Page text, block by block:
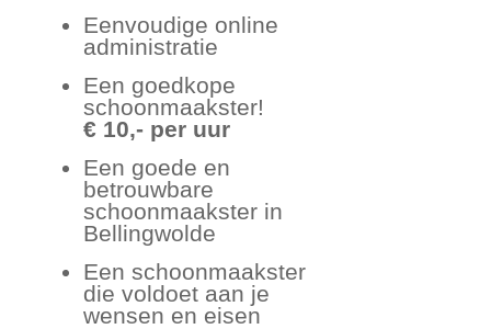
Eenvoudige online
administratie
Een goedkope
schoonmaakster!
€ 10,- per uur
Een goede en
betrouwbare
schoonmaakster in
Bellingwolde
Een schoonmaakster
die voldoet aan je
wensen en eisen